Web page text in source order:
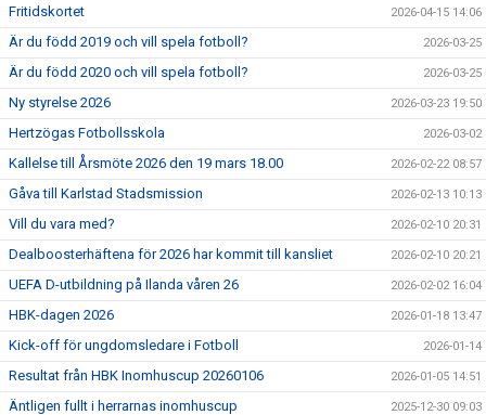
Fritidskortet 2026-04-15 14:06
Är du född 2019 och vill spela fotboll? 2026-03-25
Är du född 2020 och vill spela fotboll? 2026-03-25
Ny styrelse 2026 2026-03-23 19:50
Hertzögas Fotbollsskola 2026-03-02
Kallelse till Årsmöte 2026 den 19 mars 18.00 2026-02-22 08:57
Gåva till Karlstad Stadsmission 2026-02-13 10:13
Vill du vara med? 2026-02-10 20:31
Dealboosterhäftena för 2026 har kommit till kansliet 2026-02-10 20:21
UEFA D-utbildning på Ilanda våren 26 2026-02-02 16:04
HBK-dagen 2026 2026-01-18 13:47
Kick-off för ungdomsledare i Fotboll 2026-01-14
Resultat från HBK Inomhuscup 20260106 2026-01-05 14:51
Äntligen fullt i herrarnas inomhuscup 2025-12-30 09:03